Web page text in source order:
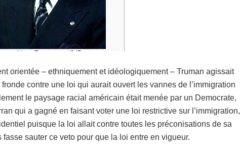
orientée – ethniquement et idéologiquement – Truman agissait
contre une loi qui aurait ouvert les vannes de l’immigration
le paysage racial américain était menée par un Democrate,
qui a gagné en faisant voter une loi restrictive sur l’immigration,
puisque la loi allait contre toutes les préconisations de sa
sauter ce veto pour que la loi entre en vigueur.